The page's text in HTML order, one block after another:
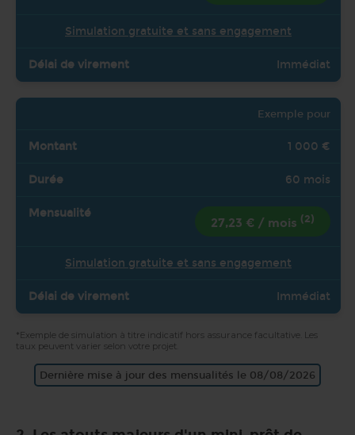
Simulation gratuite et sans engagement
Immédiat
Exemple pour
1 000 €
60 mois
27,23 € / mois (2)
Simulation gratuite et sans engagement
Immédiat
*Exemple de simulation à titre indicatif hors assurance facultative. Les
taux peuvent varier selon votre projet.
Dernière mise à jour des mensualités le 08/08/2026